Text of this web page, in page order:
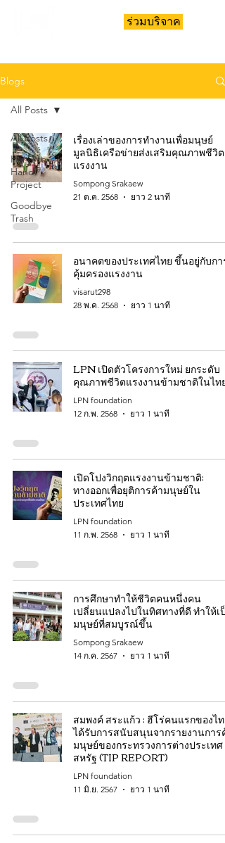
ร่วมบริจาค
Blogs
All Posts
Hand to
Hand
Project
Goodbye
Trash
All Posts
เรื่องเล่าของการทำงานเพื่อมนุษย์
มูลนิธิเครือข่ายส่งเสริมคุณภาพชีวิต
แรงงาน
Sompong Srakaew
21 ต.ค. 2568
ยาว 2 นาที
อนาคตของประเทศไทย ขึ้นอยู่กับการ
คุ้มครองแรงงาน
visarut298
28 พ.ค. 2568
ยาว 1 นาที
LPN เปิดตัวโครงการใหม่ ยกระดับ
คุณภาพชีวิตแรงงานข้ามชาติในไทย
LPN foundation
12 ก.พ. 2568
ยาว 1 นาที
เปิดโปงวิกฤตแรงงานข้ามชาติ:
ทางออกเพื่อยุติการค้ามนุษย์ใน
ประเทศไทย
LPN foundation
11 ก.พ. 2568
ยาว 1 นาที
การศึกษาทำให้ชีวิตคนหนึ่งคน
เปลี่ยนแปลงไปในทิศทางที่ดี ทำให้เป็น
มนุษย์ที่สมบูรณ์ขึ้น
Sompong Srakaew
14 ก.ค. 2567
ยาว 1 นาที
สมพงค์ สระแก้ว : ฮีโร่คนแรกของไทย
ได้รับการสนับสนุนจากรายงานการค้า
มนุษย์ของกระทรวงการต่างประเทศ
สหรัฐ (TIP REPORT)
LPN foundation
11 มิ.ย. 2567
ยาว 1 นาที